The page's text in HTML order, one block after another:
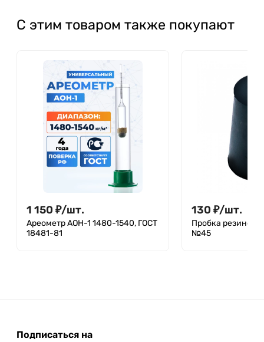
С этим товаром также покупают
1 150 ₽/шт.
Ареометр АОН-1 1480-1540, ГОСТ
18481-81
130 ₽/шт.
Пробка
№45
Подписаться на